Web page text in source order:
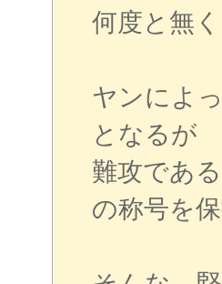
何度と無
ヤンによ
となるが
難攻であ
の称号を